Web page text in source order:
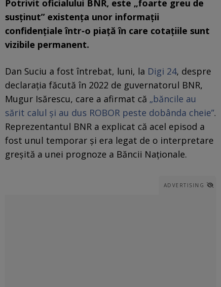
Potrivit oficialului BNR, este „foarte greu de
susținut” existența unor informații
confidențiale într-o piață în care cotațiile sunt
vizibile permanent.
Dan Suciu a fost întrebat, luni, la Digi 24, despre
declarația făcută în 2022 de guvernatorul BNR,
Mugur Isărescu, care a afirmat că „băncile au
sărit calul și au dus ROBOR peste dobânda cheie”.
Reprezentantul BNR a explicat că acel episod a
fost unul temporar și era legat de o interpretare
greșită a unei prognoze a Băncii Naționale.
ADVERTISING